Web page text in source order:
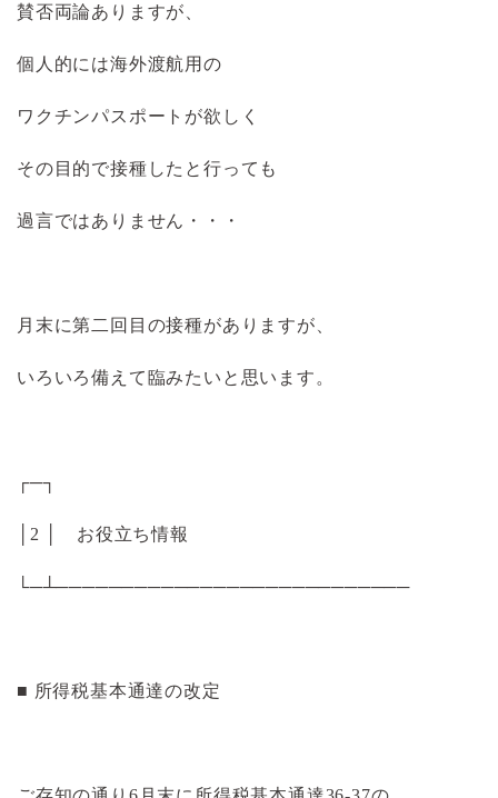
賛否両論ありますが、
個人的には海外渡航用の
ワクチンパスポートが欲しく
その目的で接種したと行っても
過言ではありません・・・
月末に第二回目の接種がありますが、
いろいろ備えて臨みたいと思います。
┌─┐
│2 │ お役立ち情報
└─┴───────────────────────────
■ 所得税基本通達の改定